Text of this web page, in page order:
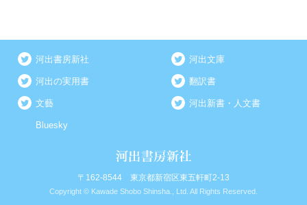
河出書房新社 河出文庫
河出の実用書 翻訳書
文藝 河出新書・人文書
Bluesky
〒162-8544 東京都新宿区東五軒町2-13
Copyright © Kawade Shobo Shinsha., Ltd. All Rights Reserved.